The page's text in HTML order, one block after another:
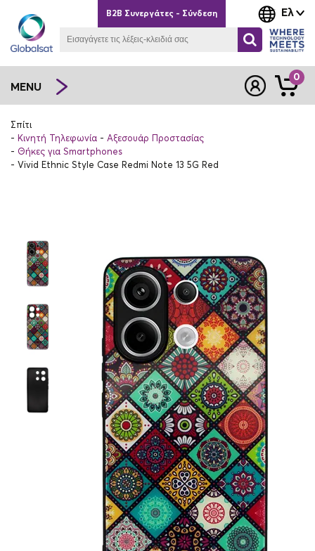
Ελ
B2B Συνεργάτες - Σύνδεση
MENU
0
Σπίτι
Κινητή Τηλεφωνία
Αξεσουάρ Προστασίας
Θήκες για Smartphones
Vivid Ethnic Style Case Redmi Note 13 5G Red